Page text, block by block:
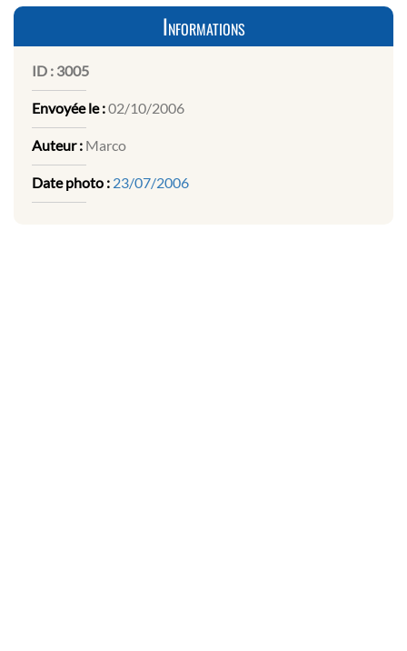
Informations
ID : 3005
Envoyée le :02/10/2006
Auteur : Marco
Date photo : 23/07/2006